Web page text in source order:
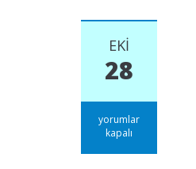
EKI
28
Arazi
yorumlar
kapalı